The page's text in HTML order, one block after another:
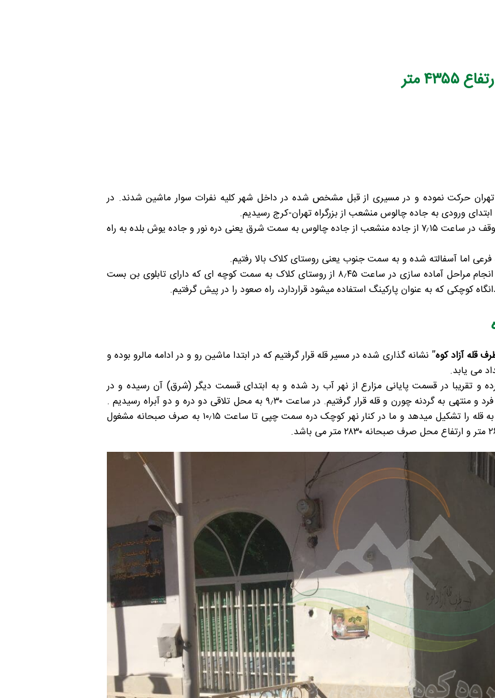
متر
۲۱ تیرماه از شرق تهران حرکت نموده و در مسیری از قبل مشخص شده در داخل شهر کلیه نفرات سوار ماشین شدند. در
در ساعت ۷ به پل زنگوله رسیده و پس از یک ربع توقف در ساعت ۷٫۱۵ از جاده منشعب از جاده چالوس به سمت شرق یعنی دره نور و جاده یوش بلده به راه
فرعی اما آسفالته شده و به سمت جنوب یعنی روستای کلاک بالا رفتیم.
ساعت ۸٫۲۰ به روستای کلاک بالا رسیده و پس از انجام مراحل آماده سازی در ساعت ۸٫۴۵ از روستای کلاک به سمت کوچه ای که دارای تابلوی بن بست
کوچکی که به عنوان پارکینگ استفاده میشود قراردارد، راه صعود را در پیش گرفتیم.
قله آزاد کوه” نشانه گذاری شده در مسیر قله قرار گرفتیم که در ابتدا ماشین رو و در ادامه مالرو بوده و
می یابد.
و تقریبا در قسمت پایانی مزارع از نهر آب رد شده و به ابتدای قسمت دیگر (شرق) آن رسیده و در
مسیری کاملاپاکوب و مشخص در مسیر منحصر به فرد و منتهی به گردنه چورن و قله قرار گرفتیم. در ساعت ۹٫۳۰ به محل تلاقی دو دره و دو آبراه رسیدیم .
دره سمت راستی که آب بیشتری دارد مسیر صعود به قله را تشکیل میدهد و ما در کنار نهر کوچک دره سمت چپی تا ساعت ۱۰٫۱۵ به صرف صبحانه مشغول